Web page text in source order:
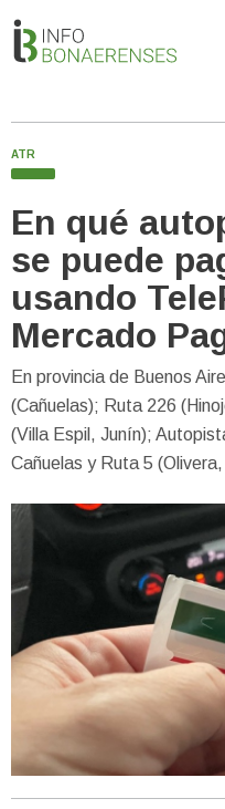
ATR
En qué
se puede
usando
Mercado
En provincia de Buenos
(Cañuelas); Ruta 226
(Villa Espil, Junín);
Cañuelas y Ruta 5